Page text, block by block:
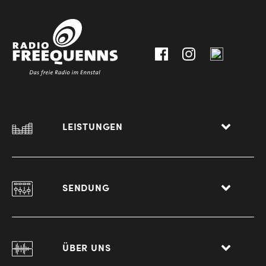
LEISTUNGEN
SENDUNG
ÜBER UNS